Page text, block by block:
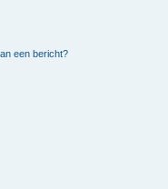
een bericht?